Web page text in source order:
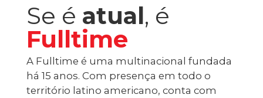
Se é atual, é
Fulltime
A Fulltime é uma multinacional fundada
há 15 anos. Com presença em todo o
território latino americano, conta com